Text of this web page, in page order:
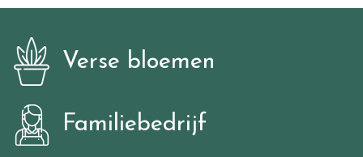
Verse bloemen
Familiebedrijf